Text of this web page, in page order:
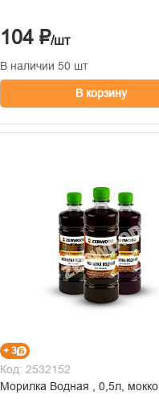
104 ₽/шт
В наличии 50 шт
В корзину
+ 3
Код: 2532152
Морилка Водная , 0,5л, мокко